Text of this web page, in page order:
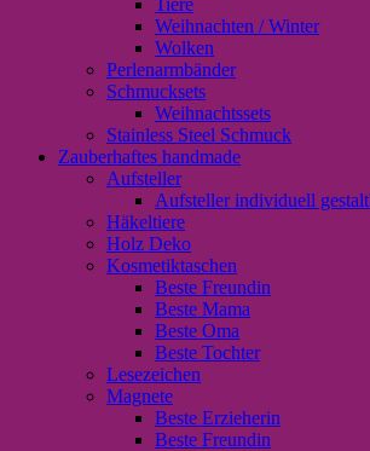
Weihnachten / Winter
Wolken
Perlenarmbänder
Schmucksets
Weihnachtssets
Stainless Steel Schmuck
Zauberhaftes handmade
Aufsteller
Aufsteller individuell
Häkeltiere
Holz Deko
Kosmetiktaschen
Beste Freundin
Beste Mama
Beste Oma
Beste Tochter
Lesezeichen
Magnete
Beste Erzieherin
Beste Freundin